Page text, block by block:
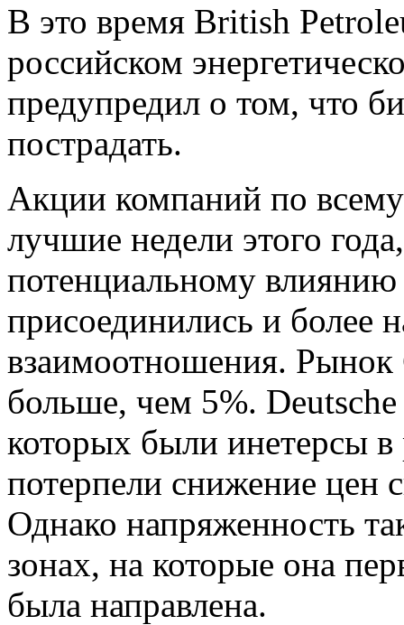
В это время British
российском
предупредил о том, что
пострадать.
Акции компаний по
лучшие недели этого
потенциальному
присоединились и более
взаимоотношения. Рынок
больше, чем 5%.
которых были инетерсы в
потерпели снижение цен
Однако напряженность
зонах, на которые она
была направлена.